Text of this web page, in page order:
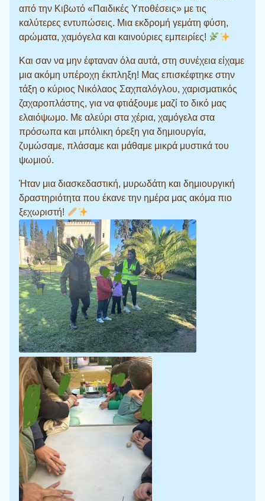
από την Κιβωτό «Παιδικές Υποθέσεις» με τις
καλύτερες εντυπώσεις. Μια εκδρομή γεμάτη φύση,
αρώματα, χαμόγελα και καινούριες εμπειρίες!
Και σαν να μην έφταναν όλα αυτά, στη συνέχεια είχαμε
μια ακόμη υπέροχη έκπληξη! Μας επισκέφτηκε στην
τάξη ο κύριος Νικόλαος Σαχπαλόγλου, χαρισματικός
ζαχαροπλάστης, για να φτιάξουμε μαζί το δικό μας
ελαιόψωμο. Με αλεύρι στα χέρια, χαμόγελα στα
πρόσωπα και μπόλικη όρεξη για δημιουργία,
ζυμώσαμε, πλάσαμε και μάθαμε μικρά μυστικά του
ψωμιού.
Ήταν μια διασκεδαστική, μυρωδάτη και δημιουργική
δραστηριότητα που έκανε την ημέρα μας ακόμα πιο
ξεχωριστή!